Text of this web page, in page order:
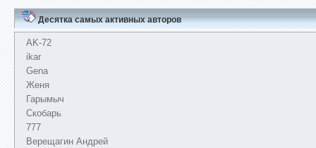
Десятка самых активных авторов
AK-72
ikar
Gena
Женя
Гарымыч
Скобарь
777
Верещагин Андрей